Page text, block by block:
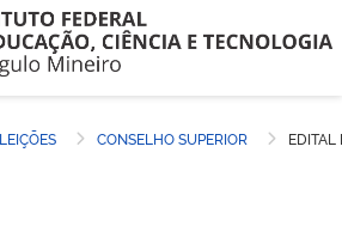
CONSELHO SUPERIOR EDITAL